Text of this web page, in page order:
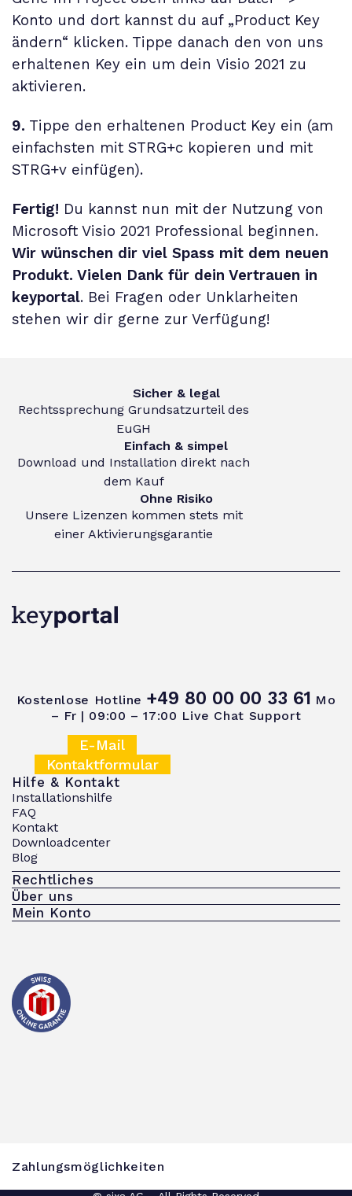
Konto und dort kannst du auf „Product Key
ändern“ klicken. Tippe danach den von uns
erhaltenen Key ein um dein Visio 2021 zu
aktivieren.
9. Tippe den erhaltenen Product Key ein (am
einfachsten mit STRG+c kopieren und mit
STRG+v einfügen).
Fertig! Du kannst nun mit der Nutzung von
Microsoft Visio 2021 Professional beginnen.
Wir wünschen dir viel Spass mit dem neuen
Produkt. Vielen Dank für dein Vertrauen in
keyportal. Bei Fragen oder Unklarheiten
stehen wir dir gerne zur Verfügung!
Sicher & legal
Rechtssprechung Grundsatzurteil des
EuGH
Einfach & simpel
Download und Installation direkt nach
dem Kauf
Ohne Risiko
Unsere Lizenzen kommen stets mit
einer Aktivierungsgarantie
Kostenlose Hotline +49 80 00 00 33 61 Mo
– Fr | 09:00 – 17:00 Live Chat Support
E-Mail
Kontaktformular
Hilfe & Kontakt
Installationshilfe
FAQ
Kontakt
Downloadcenter
Blog
Rechtliches
Über uns
Mein Konto
Zahlungsmöglichkeiten